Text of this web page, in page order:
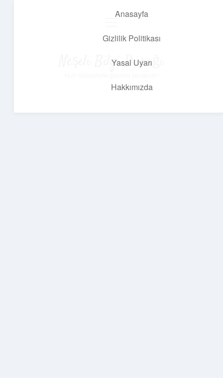
Anasayfa
Gizlilik Politikası
Yasal Uyarı
Hakkımızda
Neşeli Bilgi Durağı